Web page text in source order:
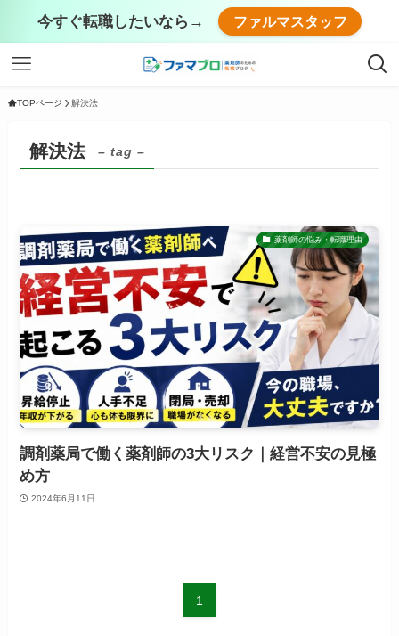
今すぐ転職したいなら→ ファルマスタッフ
TOPページ 解決法
解決法 – tag –
薬剤師の悩み・転職理由
調剤薬局で働く薬剤師の3大リスク｜経営不安の見極
め方
2024年6月11日
1